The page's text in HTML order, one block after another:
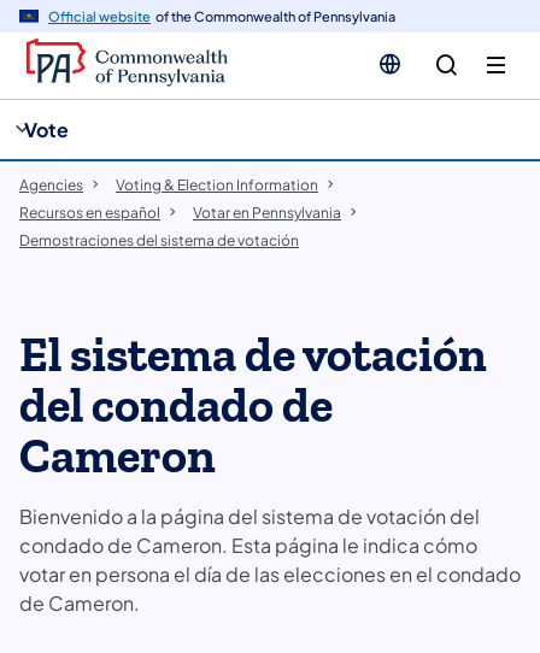
Official website of the Commonwealth of Pennsylvania
Vote
Agencies
Voting & Election Information
Recursos en español
Votar en Pennsylvania
​Demostraciones del sistema de votación
El sistema de votación
del condado de
Cameron
Bienvenido a la página del sistema de votación del
condado de Cameron. Esta página le indica cómo
votar en persona el día de las elecciones en el condado
de Cameron.